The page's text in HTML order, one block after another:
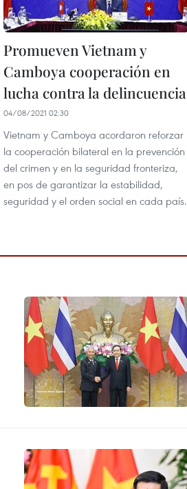
Promueven Vietnam y
Camboya cooperación en
lucha contra la delincuencia
04/08/2021 02:30
Vietnam y Camboya acordaron reforzar
la cooperación bilateral en la prevención
del crimen y en la seguridad fronteriza,
en pos de garantizar la estabilidad,
seguridad y el orden social en cada país.